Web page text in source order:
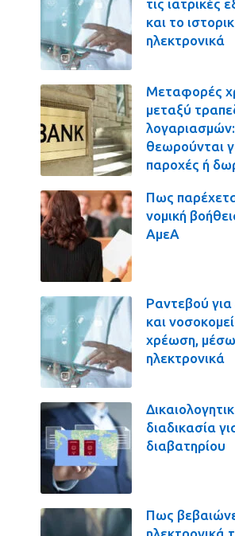
τις ιατρικές
και το
ηλεκτρονικά
Μεταφορές
μεταξύ
θεωρούνται
παροχές ή
Πως
νομική
ΑμεΑ
Ραντεβού για
και
χρέωση,
ηλεκτρονικά
διαδικασία
διαβατηρίου
Πως
ηλεκτρονικά